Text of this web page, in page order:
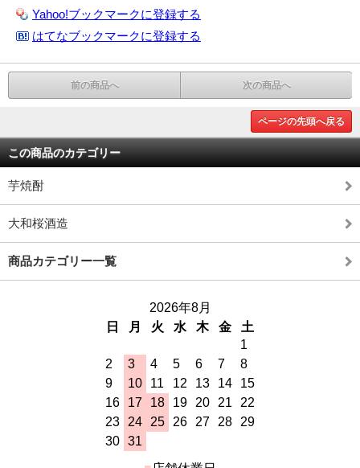
Yahoo!ブックマークに登録する
はてなブックマークに登録する
前の商品へ 次の商品へ
ページの先頭へ戻る
この商品のカテゴリー
芋焼酎
大和桜酒造
商品カテゴリー一覧
2026年8月
日
月 火 水 木 金
土
1
2
3 4 5 6 7
8
9
10 11 12 13 14
15
16
17 18 19 20 21
22
23
24 25 26 27 28
29
30 31